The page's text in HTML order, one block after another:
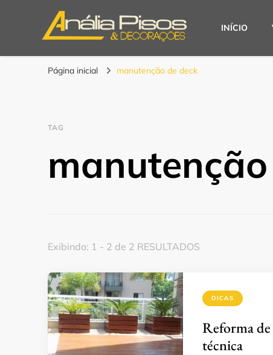
Blog | Anália
Os melhores pisos para seu projeto!
INÍCIO
Página inicial manutenção de deck
TAG
Exibindo: 1 - 2 de 2 RESULTADOS
DICAS
Reforma
técnica